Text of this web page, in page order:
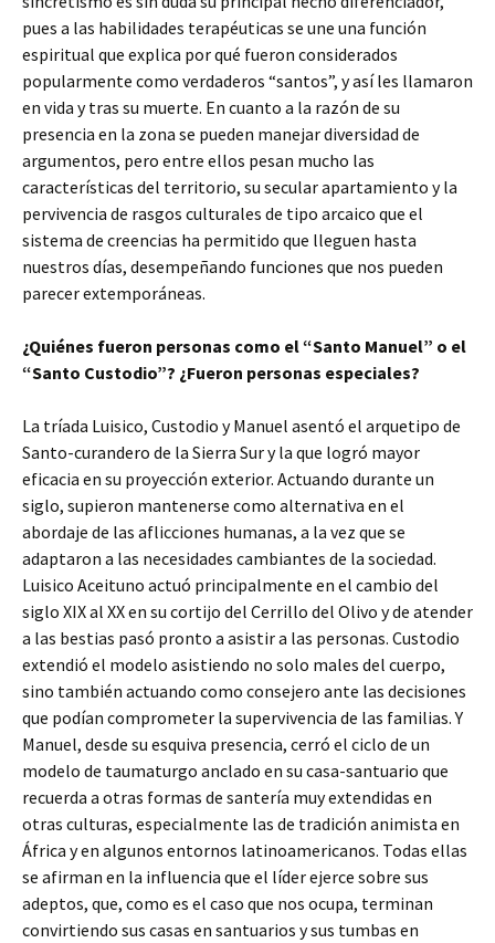
pues a las habilidades terapéuticas se une una función
espiritual que explica por qué fueron considerados
popularmente como verdaderos “santos”, y así les llamaron
en vida y tras su muerte. En cuanto a la razón de su
presencia en la zona se pueden manejar diversidad de
argumentos, pero entre ellos pesan mucho las
características del territorio, su secular apartamiento y la
pervivencia de rasgos culturales de tipo arcaico que el
sistema de creencias ha permitido que lleguen hasta
nuestros días, desempeñando funciones que nos pueden
parecer extemporáneas.
¿Quiénes fueron personas como el “Santo Manuel” o el
“Santo Custodio”? ¿Fueron personas especiales?
La tríada Luisico, Custodio y Manuel asentó el arquetipo de
Santo-curandero de la Sierra Sur y la que logró mayor
eficacia en su proyección exterior. Actuando durante un
siglo, supieron mantenerse como alternativa en el
abordaje de las aflicciones humanas, a la vez que se
adaptaron a las necesidades cambiantes de la sociedad.
Luisico Aceituno actuó principalmente en el cambio del
siglo XIX al XX en su cortijo del Cerrillo del Olivo y de atender
a las bestias pasó pronto a asistir a las personas. Custodio
extendió el modelo asistiendo no solo males del cuerpo,
sino también actuando como consejero ante las decisiones
que podían comprometer la supervivencia de las familias. Y
Manuel, desde su esquiva presencia, cerró el ciclo de un
modelo de taumaturgo anclado en su casa-santuario que
recuerda a otras formas de santería muy extendidas en
otras culturas, especialmente las de tradición animista en
África y en algunos entornos latinoamericanos. Todas ellas
se afirman en la influencia que el líder ejerce sobre sus
adeptos, que, como es el caso que nos ocupa, terminan
convirtiendo sus casas en santuarios y sus tumbas en